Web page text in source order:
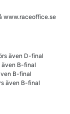
www.raceoffice.se
även D-final
även B-final
B-final
även B-final